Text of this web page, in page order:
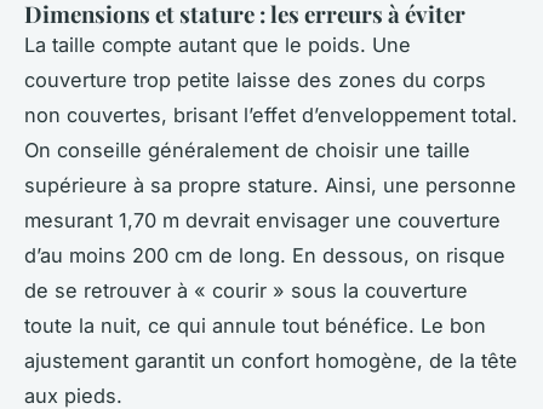
Dimensions et stature : les erreurs à éviter
La taille compte autant que le poids. Une
couverture trop petite laisse des zones du corps
non couvertes, brisant l’effet d’enveloppement total.
On conseille généralement de choisir une taille
supérieure à sa propre stature. Ainsi, une personne
mesurant 1,70 m devrait envisager une couverture
d’au moins 200 cm de long. En dessous, on risque
de se retrouver à « courir » sous la couverture
toute la nuit, ce qui annule tout bénéfice. Le bon
ajustement garantit un confort homogène, de la tête
aux pieds.